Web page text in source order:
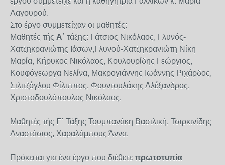
Λαγουρού.
Στο έργο συμμετείχαν οι μαθητές:
Μαθητές τής Α΄ τάξης: Γάτσιος Νικόλαος, Γλυνός-
Χατζηκρανιώτης Ιάσων,Γλυνού-Χατζηκρανιώτη Νίκη
Μαρία, Κήρυκος Νικόλαος, Κουλουρίδης Γεώργιος,
Κουφόγεωργα Νελίνα, Μακρογιάννης Ιωάννης Ριχάρδος,
Σιλιτζόγλου Φίλιππος, Φουντουλάκης Αλέξανδρος,
Χριστοδουλόπουλος Νικόλαος.
Μαθητές τής Γ΄ Τάξης Τουμπανάκη Βασιλική, Τσιρκινίδης
Αναστάσιος, Χαραλάμπους Άννα.
Πρόκειται για ένα έργο που διέθετε πρωτοτυπία